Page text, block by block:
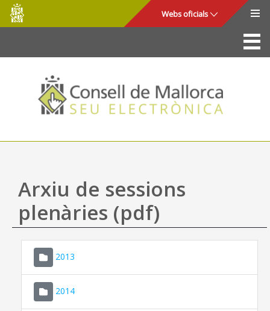
Salta al contingut principal
Consell
de
Mallorca
Webs oficials
La Seu
Consell de Mallorca
Accés i seguretat
Utilitats
Ajuda
Arxiu de sessions
plenàries (pdf)
2013
2014